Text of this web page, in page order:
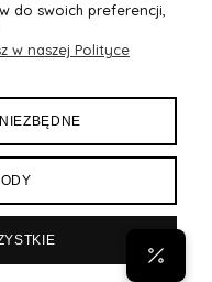
do swoich preferencji,
w naszej Polityce